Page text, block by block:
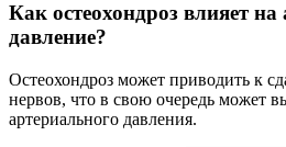
Как остеохондроз влияет на
давление?
Остеохондроз может приводить к
нервов, что в свою очередь может
артериального давления.